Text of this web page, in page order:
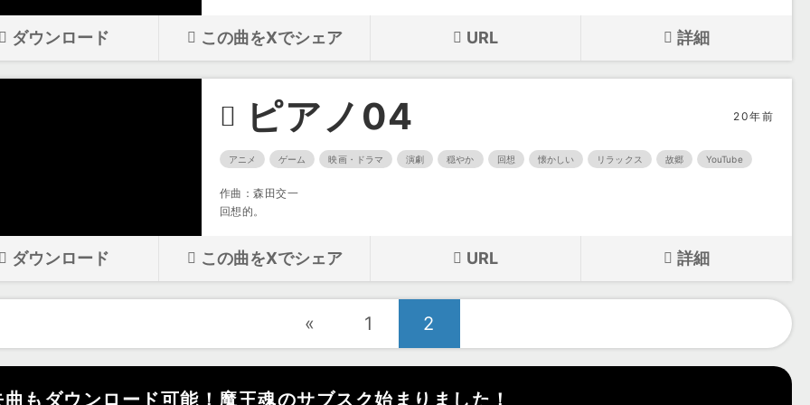
ダウンロード この曲をXでシェア URL 詳細
ピアノ04 20年前
アニメ ゲーム 映画・ドラマ 演劇 穏やか 回想 懐かしい リラックス 故郷 YouTube
作曲：森田交一
回想的。
ダウンロード この曲をXでシェア URL 詳細
« 1 2
曲もダウンロード可能！魔王魂のサブスク始まりました！